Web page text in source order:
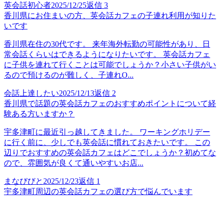
英会話初心者2025/12/25返信 3
香川県にお住まいの方、英会話カフェの子連れ利用が知りた
いです
香川県在住の30代です。 来年海外転勤の可能性があり、日
常会話くらいはできるようになりたいです。 英会話カフェ
に子供を連れて行くことは可能でしょうか？小さい子供がい
るので預けるのが難しく、子連れO...
会話上達したい2025/12/13返信 2
香川県で話題の英会話カフェのおすすめポイントについて経
験ある方いますか？
宇多津町に最近引っ越してきました。 ワーキングホリデー
に行く前に、少しでも英会話に慣れておきたいです。 この
辺りでおすすめの英会話カフェはどこでしょうか？初めてな
ので、雰囲気が良くて通いやすいお店...
まなびびと 2025/12/23返信 1
宇多津町周辺の英会話カフェの選び方で悩んでいます